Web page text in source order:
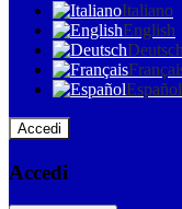
Italiano
English
Deutsch
Español
Accedi
Accedi